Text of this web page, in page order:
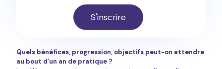
S'inscrire
Quels bénéfices, progression, objectifs peut-on attendre
au bout d’un an de pratique ?